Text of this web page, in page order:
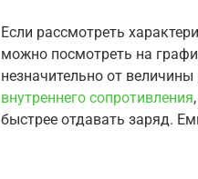
Если рассмотреть
можно посмотреть на
незначительно от
внутреннего сопротивления
быстрее отдавать заряд.